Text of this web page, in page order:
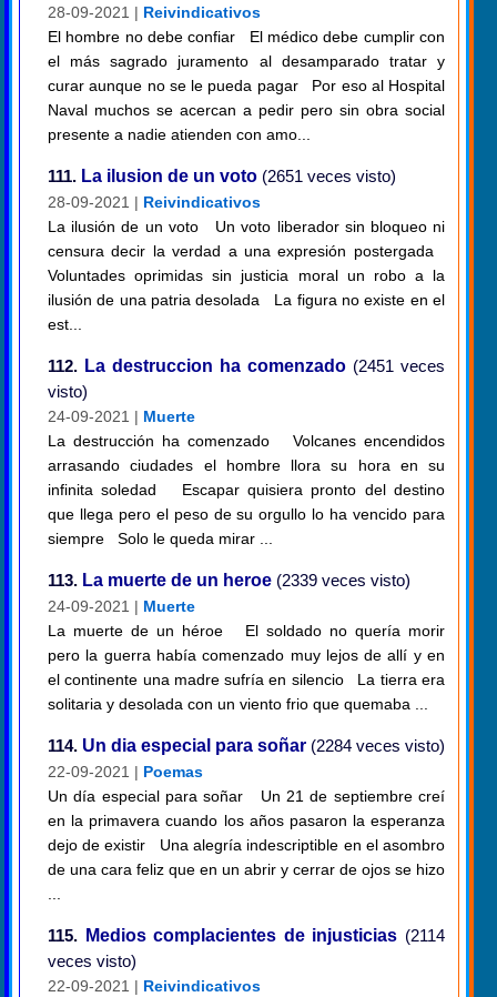
28-09-2021 | Reivindicativos
El hombre no debe confiar El médico debe cumplir con
el más sagrado juramento al desamparado tratar y
curar aunque no se le pueda pagar Por eso al Hospital
Naval muchos se acercan a pedir pero sin obra social
presente a nadie atienden con amo...
111. La ilusion de un voto (2651 veces visto)
28-09-2021 | Reivindicativos
La ilusión de un voto Un voto liberador sin bloqueo ni
censura decir la verdad a una expresión postergada
Voluntades oprimidas sin justicia moral un robo a la
ilusión de una patria desolada La figura no existe en el
est...
112. La destruccion ha comenzado (2451 veces
visto)
24-09-2021 | Muerte
La destrucción ha comenzado Volcanes encendidos
arrasando ciudades el hombre llora su hora en su
infinita soledad Escapar quisiera pronto del destino
que llega pero el peso de su orgullo lo ha vencido para
siempre Solo le queda mirar ...
113. La muerte de un heroe (2339 veces visto)
24-09-2021 | Muerte
La muerte de un héroe El soldado no quería morir
pero la guerra había comenzado muy lejos de allí y en
el continente una madre sufría en silencio La tierra era
solitaria y desolada con un viento frio que quemaba ...
114. Un dia especial para soñar (2284 veces visto)
22-09-2021 | Poemas
Un día especial para soñar Un 21 de septiembre creí
en la primavera cuando los años pasaron la esperanza
dejo de existir Una alegría indescriptible en el asombro
de una cara feliz que en un abrir y cerrar de ojos se hizo
115. Medios complacientes de injusticias (2114
veces visto)
22-09-2021 | Reivindicativos